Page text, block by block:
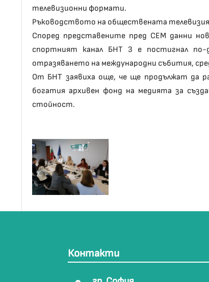
телевизионни формати.
Ръководството на обществената
Според представените пред СЕМ данни
спортният канал БНТ 3 е постигнал по-
отразяването на международни събития,
От БНТ заявиха още, че ще продължат да
богатия архивен фонд на медията за
стойност.
Контакти